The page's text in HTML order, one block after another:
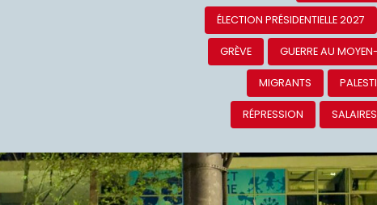
ÉLECTION PRÉSIDENTIELLE 2027
GRÈVE GUERRE AU
MIGRANTS
RÉPRESSION SALAIRES